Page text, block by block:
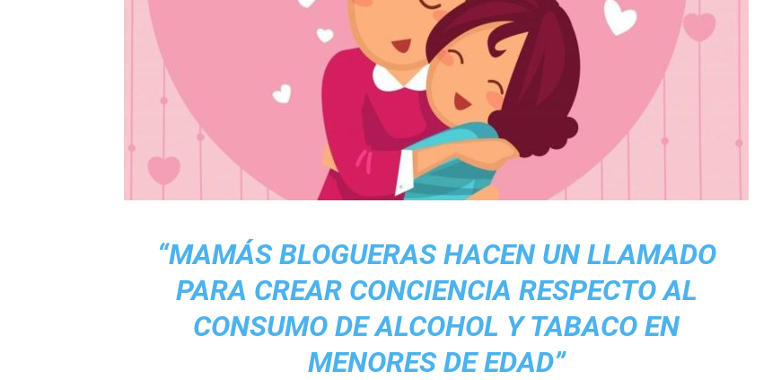
“MAMÁS BLOGUERAS HACEN UN LLAMADO
PARA CREAR CONCIENCIA RESPECTO AL
CONSUMO DE ALCOHOL Y TABACO EN
MENORES DE EDAD”